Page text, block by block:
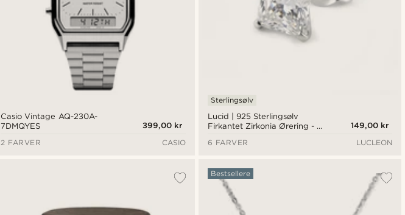
Casio Vintage AQ-230A-
7DMQYES
399,00 kr
2 FARVER
CASIO
Lucid | 925 Sterlingsølv
Firkantet Zirkonia Ørering - 6
Sterlingsølv
149,00 kr
6 FARVER
LUCLEON
Bestsellere